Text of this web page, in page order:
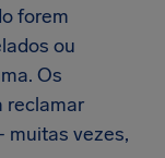
forem
ou
Os
reclamar
muitas vezes,